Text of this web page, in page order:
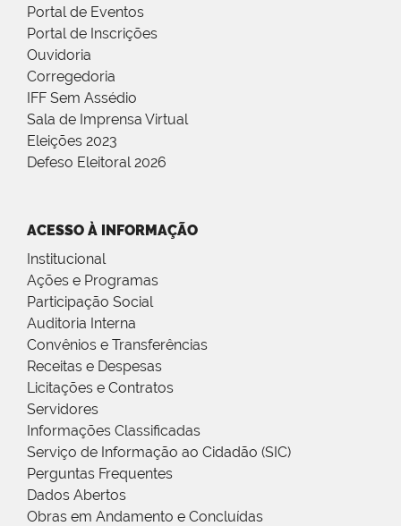
Portal de Eventos
Portal de Inscrições
Ouvidoria
Corregedoria
IFF Sem Assédio
Sala de Imprensa Virtual
Eleições 2023
Defeso Eleitoral 2026
ACESSO À INFORMAÇÃO
Institucional
Ações e Programas
Participação Social
Auditoria Interna
Convênios e Transferências
Receitas e Despesas
Licitações e Contratos
Servidores
Informações Classificadas
Serviço de Informação ao Cidadão (SIC)
Perguntas Frequentes
Dados Abertos
Obras em Andamento e Concluídas